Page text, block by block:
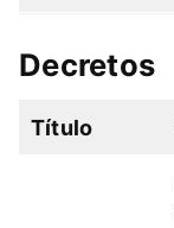
Decretos
Título